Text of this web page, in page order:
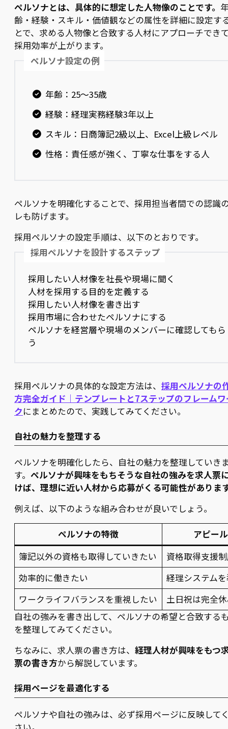
ペルソナとは、具体的に想定した人物像のことです。
齢・経験・スキル・価値観などの属性を詳細に設定す
とで、求める人物像と合致する人材にアプローチでき
採用効率が上がります。
ペルソナ設定の例
年齢：25〜35歳
経験：経理実務経験3年以上
スキル：日商簿記2級以上、Excel上級レベル
性格：責任感が強く、丁寧な仕事をする人
ペルソナを明確化することで、採用担当者間での認識
レも防げます。
採用ペルソナの設定手順は、以下のとおりです。
採用ペルソナを設計するステップ
採用したい人材像を社長や現場に聞く
人材を採用する目的を定義する
採用したい人材像を書き出す
採用市場に合わせたペルソナにする
ペルソナを経営層や現場のメンバーに確認してもら
う
採用ペルソナの具体的な設定方法は、 採用ペルソナの
方完全ガイド｜テンプレートと7ステップのフレーム
クにまとめたので、実践してみてください。
自社の魅力を整理する
ペルソナを明確化したら、自社の魅力を整理していき
す。 ペルソナが興味をもちそうな自社の強みを求人票
けば、理想に近い人材から応募がくる可能性がありま
例えば、以下のような組み合わせが良いでしょう。
ペルソナの特徴
アピー
簿記以外の資格も取得していきたい
資格取得支援
効率的に働きたい
経理システム
ワークライフバランスを重視したい
土日祝は完全
自社の強みを書き出して、ペルソナの希望と合致する
を整理してみてください。
ちなみに、求人票の書き方は、 経理人材が興味をもつ
票の書き方から解説しています。
採用ページを最適化する
ペルソナや自社の強みは、必ず採用ページに反映して